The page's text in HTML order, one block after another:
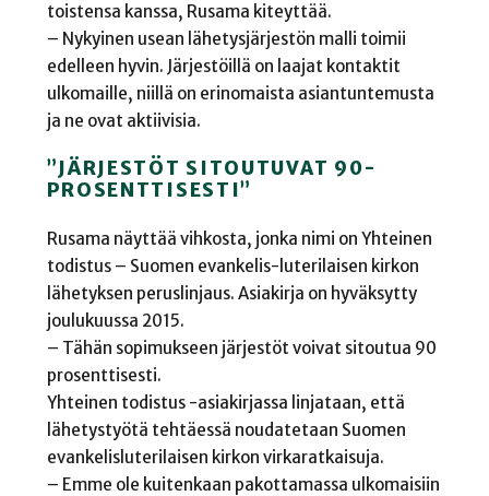
toistensa kanssa, Rusama kiteyttää.
– Nykyinen usean lähetysjärjestön malli toimii
edelleen hyvin. Järjestöillä on laajat kontaktit
ulkomaille, niillä on erinomaista asiantuntemusta
ja ne ovat aktiivisia.
”JÄRJESTÖT SITOUTUVAT 90-
PROSENTTISESTI”
Rusama näyttää vihkosta, jonka nimi on Yhteinen
todistus – Suomen evankelis-luterilaisen kirkon
lähetyksen peruslinjaus. Asiakirja on hyväksytty
joulukuussa 2015.
– Tähän sopimukseen järjestöt voivat sitoutua 90
prosenttisesti.
Yhteinen todistus -asiakirjassa linjataan, että
lähetystyötä tehtäessä noudatetaan Suomen
evankelisluterilaisen kirkon virkaratkaisuja.
– Emme ole kuitenkaan pakottamassa ulkomaisiin